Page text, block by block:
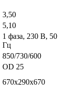
3,50
5,10
1 фаза, 230 В, 50
Гц
850/730/600
OD 25
670х290х670